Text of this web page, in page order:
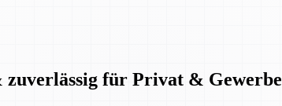
für Privat & Gewerbe